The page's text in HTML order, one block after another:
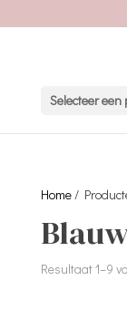
Selecteer
Home/
Resultaat 1–9